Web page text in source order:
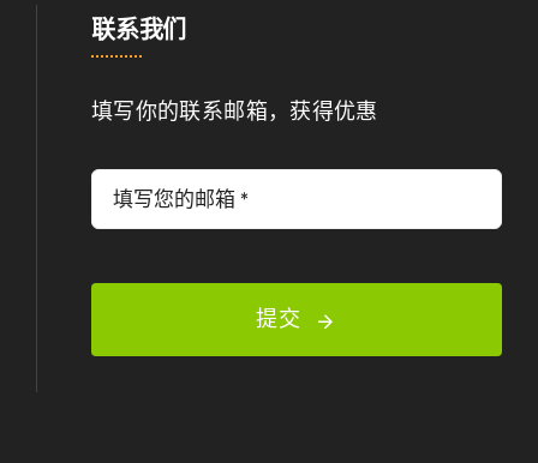
联系我们
填写你的联系邮箱，获得优惠
提交